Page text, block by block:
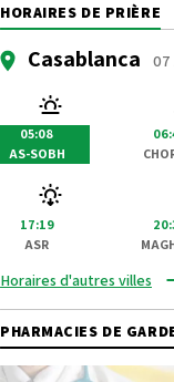
HORAIRES DE PRIÈRE
Casablanca 07
05:08
AS-SOBH
17:19
ASR
Horaires d'autres villes
PHARMACIES DE